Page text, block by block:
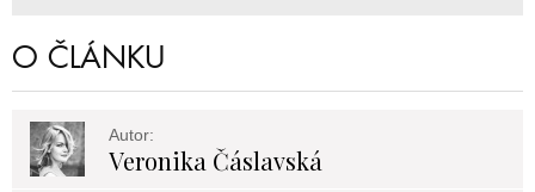
O ČLÁNKU
Autor:
Veronika Čáslavská